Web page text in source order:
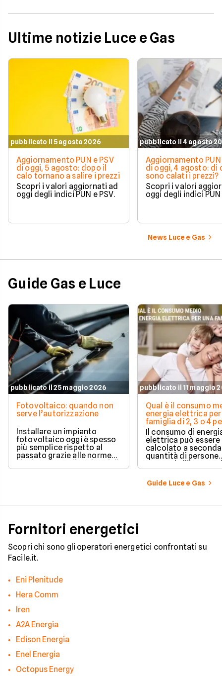
Ultime notizie Luce e Gas
pubblicato il 5 agosto 2026
Aggiornamento PUN e PSV
di oggi, 5 agosto: dopo il
calo tornano a salire i prezzi
Scopri i valori aggiornati ad
oggi degli indici PUN e PSV.
pubblicato il 4 agosto
Aggiornamento PUN
di oggi, 4 agosto: di
sono calati i prezzi?
Scopri i valori
oggi degli indici PUN
News Luce e Gas
Guide Gas e Luce
pubblicato il 25 maggio 2026
Fotovoltaico: quando non
serve l’autorizzazione
Installare un impianto
fotovoltaico oggi è spesso
più semplice rispetto al
passato grazie alle norme
che hanno ampliato i casi di
edilizia libera.
pubblicato il 11 maggio
Qual è il consumo
energia elettrica per
famiglia di 2, 3 o 4
Il consumo di
elettrica può essere
calcolato a
quantità di persone
presenti all'interno
determinato
numerosi i fattori
influenzano questo
considerazione per
Guide Luce e Gas
Fornitori energetici
Scopri chi sono gli operatori energetici confrontati su
Facile.it.
Eni Plenitude
Hera Comm
Iren
A2A Energia
Edison Energia
Enel Energia
Octopus Energy